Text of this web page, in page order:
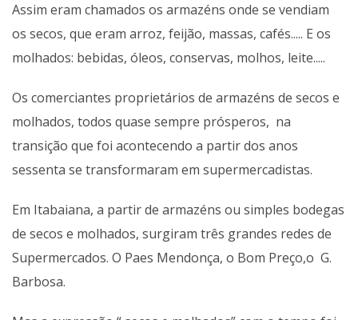
Assim eram chamados os armazéns onde se vendiam
os secos, que eram arroz, feijão, massas, cafés..... E os
molhados: bebidas, óleos, conservas, molhos, leite.....
Os comerciantes proprietários de armazéns de secos e
molhados, todos quase sempre prósperos, na
transição que foi acontecendo a partir dos anos
sessenta se transformaram em supermercadistas.
Em Itabaiana, a partir de armazéns ou simples bodegas
de secos e molhados, surgiram três grandes redes de
Supermercados. O Paes Mendonça, o Bom Preço,o G.
Barbosa.